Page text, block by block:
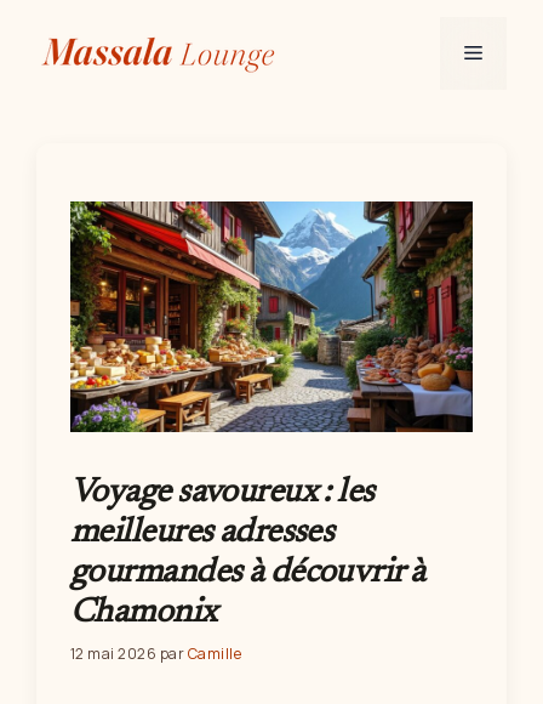
contenu
Menu
Voyage savoureux : les
meilleures adresses
gourmandes à découvrir à
Chamonix
12 mai 2026 parCamille